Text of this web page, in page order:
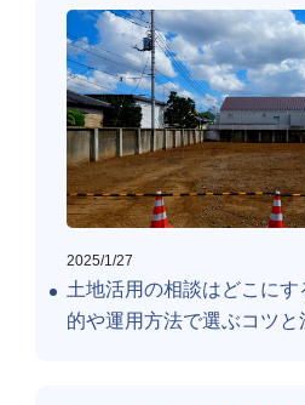
2025/1/27
土地活用の相談はどこにす
的や運用方法で選ぶコツと